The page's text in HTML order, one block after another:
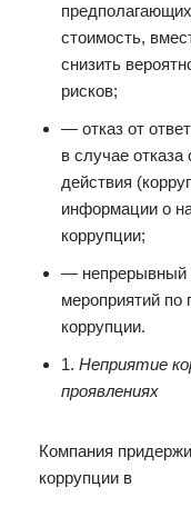
стоимость,
снизить
рисков;
— отказ от
в случае
действия
информации о
коррупции;
— непрерывный
мероприятий по
коррупции.
1. Неприятие
проявлениях
Компания
коррупции в